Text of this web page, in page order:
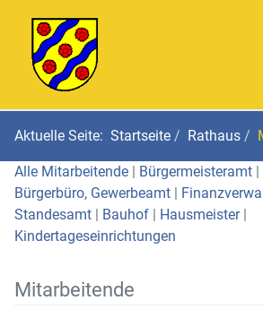
Aktuelle Seite: Startseite Rathaus
Alle Mitarbeitende | Bürgermeisteramt |
Bürgerbüro, Gewerbeamt |
Standesamt | Bauhof | Hausmeister|
Kindertageseinrichtungen
Mitarbeitende